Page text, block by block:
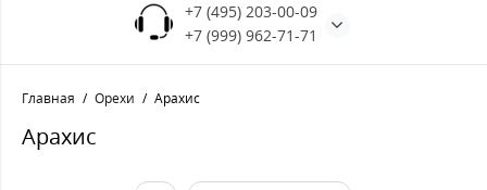
+7 (495) 203-00-09
+7 (999) 962-71-71
Главная Орехи Арахис
Арахис